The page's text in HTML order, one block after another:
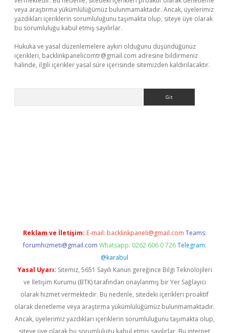
veya araştırma yükümlülüğümüz bulunmamaktadır. Ancak, üyelerimiz
yazdıkları içeriklerin sorumluluğunu taşımakta olup, siteye üye olarak
bu sorumluluğu kabul etmiş sayılırlar.
Hukuka ve yasal düzenlemelere aykırı olduğunu düşündüğünüz
içerikleri, backlinkpanelicomtr@gmail.com adresine bildirmeniz
halinde, ilgili içerikler yasal süre içerisinde sitemizden kaldırılacaktır.
Reklam ve İletişim: E-mail: backlinkpaneli@gmail.com Teams:
forumhizmeti@gmail.com Whatsapp: 0262 606 0 726 Telegram:
@karabul
Yasal Uyarı: Sitemiz, 5651 Sayılı Kanun gereğince Bilgi Teknolojileri
ve İletişim Kurumu (BTK) tarafından onaylanmış bir Yer Sağlayıcı
olarak hizmet vermektedir. Bu nedenle, sitedeki içerikleri proaktif
olarak denetleme veya araştırma yükümlülüğümüz bulunmamaktadır.
Ancak, üyelerimiz yazdıkları içeriklerin sorumluluğunu taşımakta olup,
siteye üye olarak bu sorumluluğu kabul etmiş sayılırlar. Bu internet